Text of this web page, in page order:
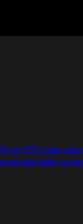
em 2021 e saiba
bebês e